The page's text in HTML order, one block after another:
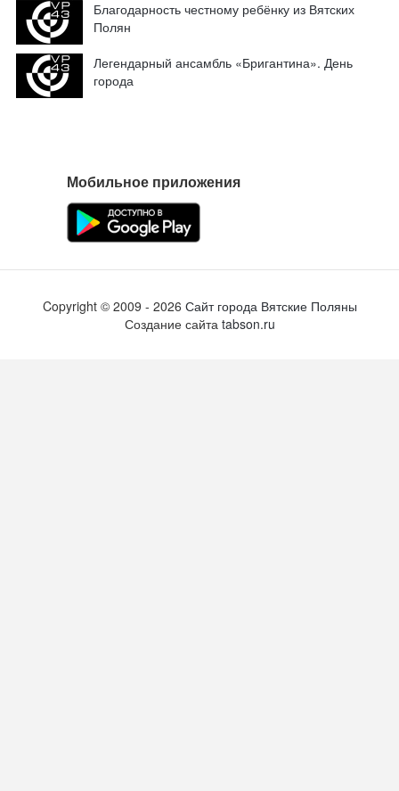
Благодарность честному ребёнку из Вятских
Полян
Легендарный ансамбль «Бригантина». День
города
Мобильное приложения
Copyright © 2009 - 2026 Сайт города Вятские Поляны
Создание сайта tabson.ru